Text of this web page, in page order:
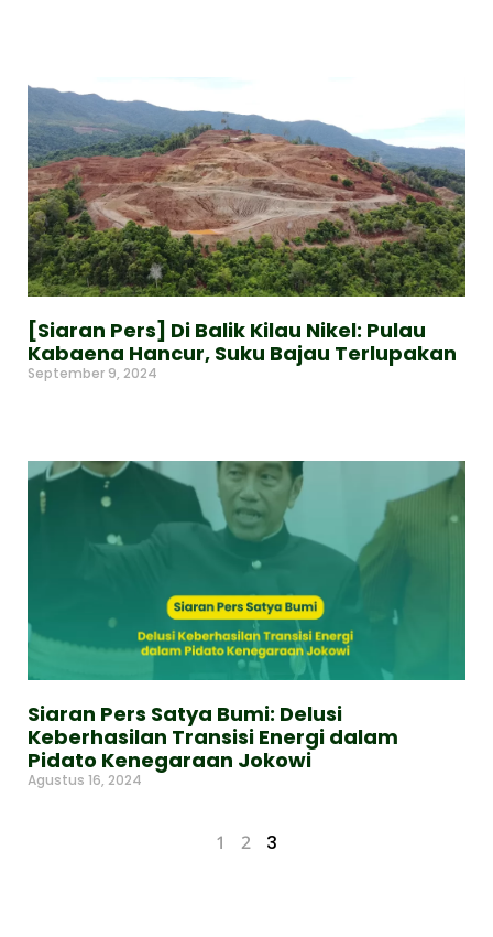
[Siaran Pers] Di Balik Kilau Nikel: Pulau
Kabaena Hancur, Suku Bajau Terlupakan
September 9, 2024
Siaran Pers Satya Bumi: Delusi
Keberhasilan Transisi Energi dalam
Pidato Kenegaraan Jokowi
Agustus 16, 2024
1 2 3